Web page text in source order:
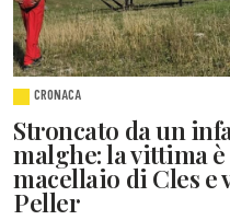
CRONACA
Stroncato da un
malghe: la vittima
macellaio di Cles e
Peller